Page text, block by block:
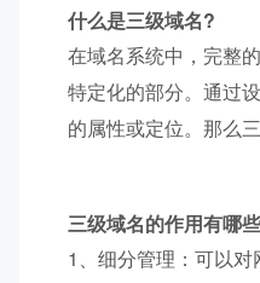
什么是三级域名?
在域名系统中，完整
特定化的部分。通过
的属性或定位。那么
三级域名的作用有哪
1、细分管理：可以对